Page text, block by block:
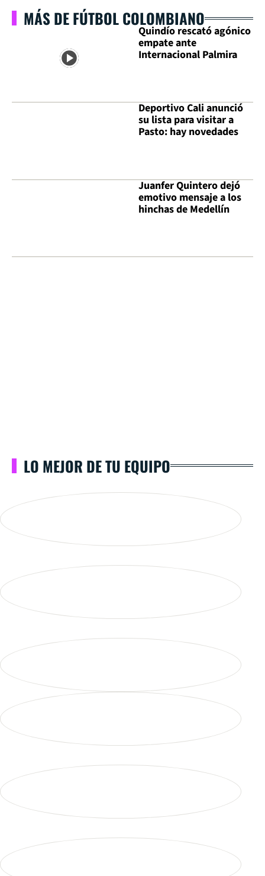
MÁS DE FÚTBOL COLOMBIANO
Quindío rescató agónico
empate ante
Internacional Palmira
Deportivo Cali anunció
su lista para visitar a
Pasto: hay novedades
Juanfer Quintero dejó
emotivo mensaje a los
hinchas de Medellín
LO MEJOR DE TU EQUIPO